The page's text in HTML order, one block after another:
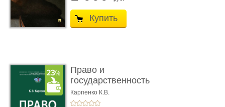
Купить
Право и
государственность
Древнего Двуречья. �
...
Карпенко К.В.